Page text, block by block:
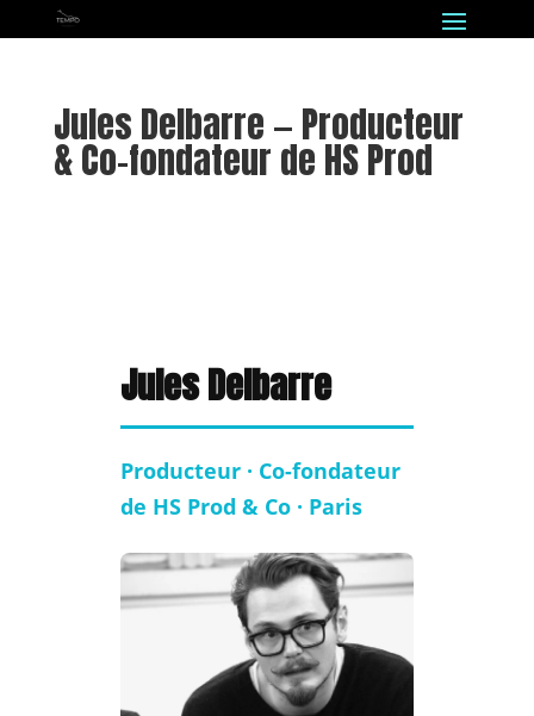
Jules Delbarre — Producteur
& Co-fondateur de HS Prod
Jules Delbarre
Producteur · Co-fondateur
de HS Prod & Co · Paris